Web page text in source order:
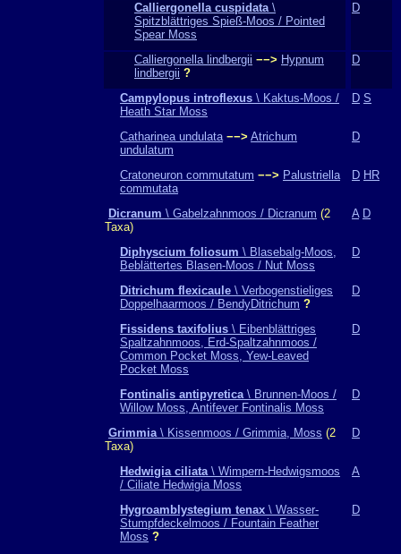
Calliergonella cuspidata\
Spitzblättriges Spieß-Moos / Pointed
Spear Moss
D
Calliergonella lindbergii −−> Hypnum
lindbergii ?
D
Campylopus introflexus \ Kaktus-Moos /
Heath Star Moss
D S
Catharinea undulata −−> Atrichum
undulatum
D
Cratoneuron commutatum −−> Palustriella
commutata
D HR
Dicranum \ Gabelzahnmoos / Dicranum (2
Taxa)
A D
Diphyscium foliosum \ Blasebalg-Moos,
Beblättertes Blasen-Moos / Nut Moss
D
Ditrichum flexicaule \ Verbogenstieliges
Doppelhaarmoos / BendyDitrichum ?
D
Fissidens taxifolius \ Eibenblättriges
Spaltzahnmoos, Erd-Spaltzahnmoos /
Common Pocket Moss, Yew-Leaved
Pocket Moss
D
Fontinalis antipyretica\ Brunnen-Moos /
Willow Moss, Antifever Fontinalis Moss
D
Grimmia\ Kissenmoos / Grimmia, Moss (2
Taxa)
D
Hedwigia ciliata\ Wimpern-Hedwigsmoos
/ Ciliate Hedwigia Moss
A
Hygroamblystegium tenax \ Wasser-
Stumpfdeckelmoos / Fountain Feather
Moss ?
D